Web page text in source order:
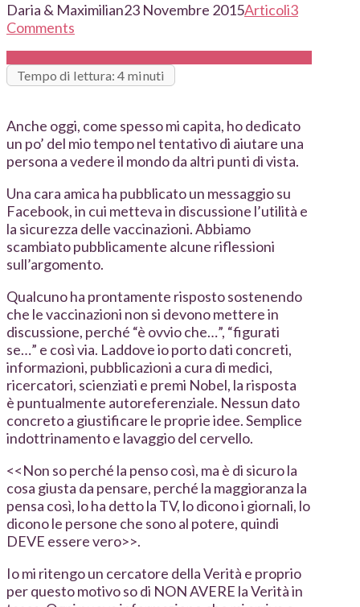
Daria & Maximilian23 Novembre 2015Articoli3
Comments
Tempo di lettura: 4 minuti
Anche oggi, come spesso mi capita, ho dedicato
un po’ del mio tempo nel tentativo di aiutare una
persona a vedere il mondo da altri punti di vista.
Una cara amica ha pubblicato un messaggio su
Facebook, in cui metteva in discussione l’utilità e
la sicurezza delle vaccinazioni. Abbiamo
scambiato pubblicamente alcune riflessioni
sull’argomento.
Qualcuno ha prontamente risposto sostenendo
che le vaccinazioni non si devono mettere in
discussione, perché “è ovvio che…”, “figurati
se…” e così via. Laddove io porto dati concreti,
informazioni, pubblicazioni a cura di medici,
ricercatori, scienziati e premi Nobel, la risposta
è puntualmente autoreferenziale. Nessun dato
concreto a giustificare le proprie idee. Semplice
indottrinamento e lavaggio del cervello.
<<Non so perché la penso così, ma è di sicuro la
cosa giusta da pensare, perché la maggioranza la
pensa così, lo ha detto la TV, lo dicono i giornali, lo
dicono le persone che sono al potere, quindi
DEVE essere vero>>.
Io mi ritengo un cercatore della Verità e proprio
per questo motivo so di NON AVERE la Verità in